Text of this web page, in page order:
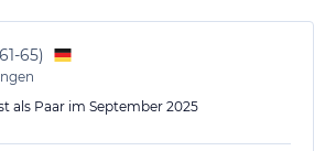
61-65)
als Paar im September 2025